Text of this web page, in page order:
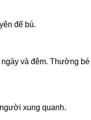
để bú.
và đêm. Thường
xung quanh.